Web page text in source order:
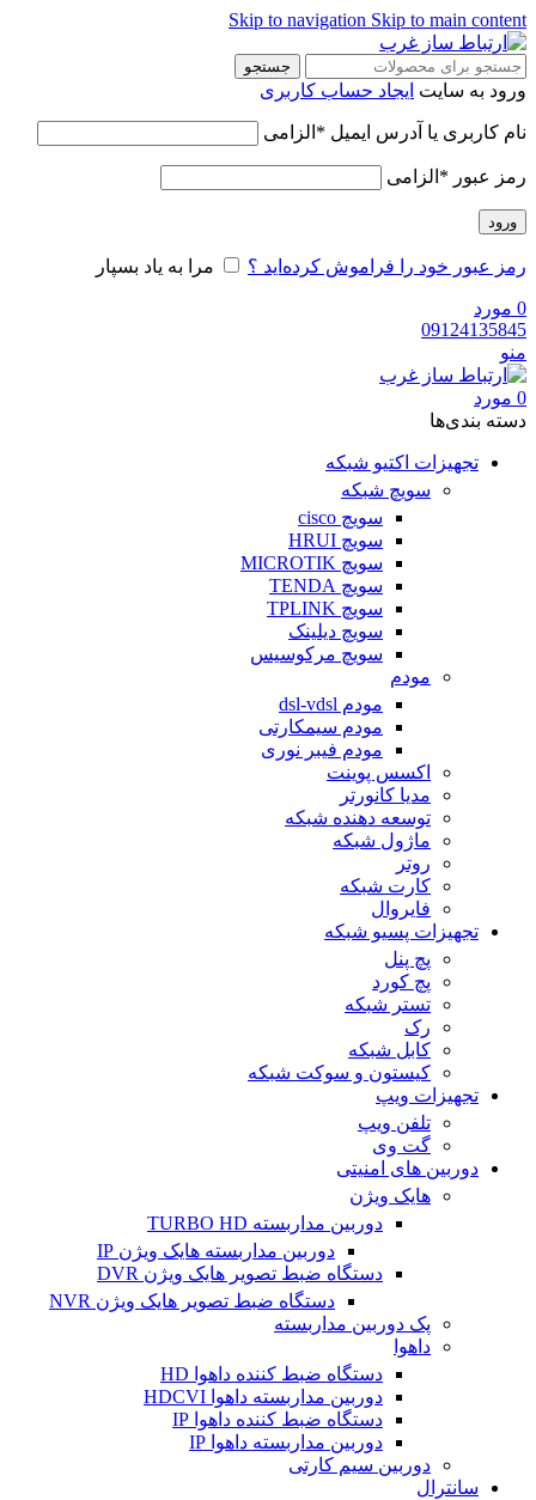
Skip to navigation Skip to main content
جستجو
ورود به سایت ایجاد حساب کاربری
نام کاربری یا آدرس ایمیل * الزامی
رمز عبور * الزامی
ورود
رمز عبور خود را فراموش کرده‌اید ؟ مرا به یاد بسپار
0 مورد
09124135845
منو
0 مورد
دسته‌ بندی‌ها
تجهیزات اکتیو شبکه
سویچ شبکه
سویچ cisco
سویچ HRUI
سویچ MICROTIK
سویچ TENDA
سویچ TPLINK
سویچ دیلینک
سویچ مرکوسیس
مودم
مودم dsl-vdsl
مودم سیمکارتی
مودم فیبر نوری
اکسس پوینت
مدیا کانورتر
توسعه دهنده شبکه
ماژول شبکه
روتر
کارت شبکه
فایروال
تجهیزات پسیو شبکه
پچ پنل
پچ کورد
تستر شبکه
رک
کابل شبکه
کیستون و سوکت شبکه
تجهیزات ویپ
تلفن ویپ
گت وی
دوربین های امنیتی
هایک ویژن
دوربین مداربسته TURBO HD
دوربین مداربسته هایک ویژن IP
دستگاه ضبط تصویر هایک ویژن DVR
دستگاه ضبط تصویر هایک ویژن NVR
پک دوربین مداربسته
داهوا
دستگاه ضبط کننده داهوا HD
دوربین مداربسته داهوا HDCVI
دستگاه ضبط کننده داهوا IP
دوربین مداربسته داهوا IP
دوربین سیم کارتی
سانترال